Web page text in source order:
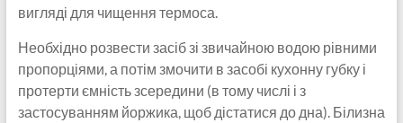
вигляді для чищення термоса.
Необхідно розвести засіб зі звичайною водою рівними
пропорціями, а потім змочити в засобі кухонну губку і
протерти ємність зсередини (в тому числі і з
застосуванням йоржика, щоб дістатися до дна). Білизна